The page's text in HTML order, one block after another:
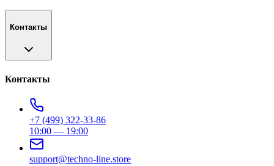
Контакты
Контакты
+7 (499) 322-33-86
10:00 — 19:00
support@techno-line.store